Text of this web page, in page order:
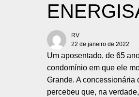
RV
22 de janeiro de 2022
Um aposentado, de 65
condomínio em que ele
Grande. A
percebeu que, na